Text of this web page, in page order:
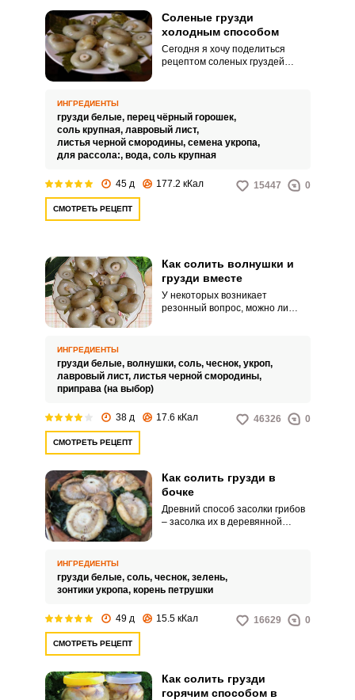
Соленые грузди
холодным способом
Сегодня я хочу поделиться
рецептом соленых груздей
грибы, богатые
легкоусвояемыми компонентами
и витаминами.
ИНГРЕДИЕНТЫ
грузди белые, перец чёрный горошек,
соль крупная, лавровый лист,
листья черной смородины, семена укропа,
для рассола:, вода, соль крупная
45 д 177.2 кКал 15447 0
СМОТРЕТЬ РЕЦЕПТ
Как солить волнушки и
грузди вместе
У некоторых возникает
резонный вопрос, можно ли
схожи по своим свойствам и
происхождению, поэтому нет
препятствий для совместной
ИНГРЕДИЕНТЫ
грузди белые, волнушки, соль, чеснок, укроп,
лавровый лист, листья черной смородины,
приправа (на выбор)
38 д 17.6 кКал 46326 0
СМОТРЕТЬ РЕЦЕПТ
Как солить грузди в
бочке
Древний способ засолки грибов
– засолка их в деревянной
ИНГРЕДИЕНТЫ
грузди белые, соль, чеснок, зелень,
зонтики укропа, корень петрушки
49 д 15.5 кКал 16629 0
СМОТРЕТЬ РЕЦЕПТ
Как солить грузди
горячим способом в